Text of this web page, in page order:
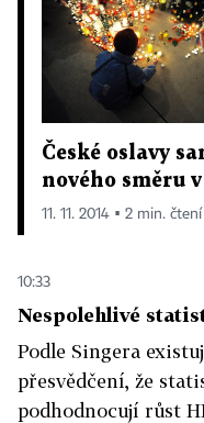
České oslavy
nového směru
11. 11. 2014 ▪ 2 min. čtení
10:33
Nespolehlivé
Podle Singera
přesvědčení, že
podhodnocují růst